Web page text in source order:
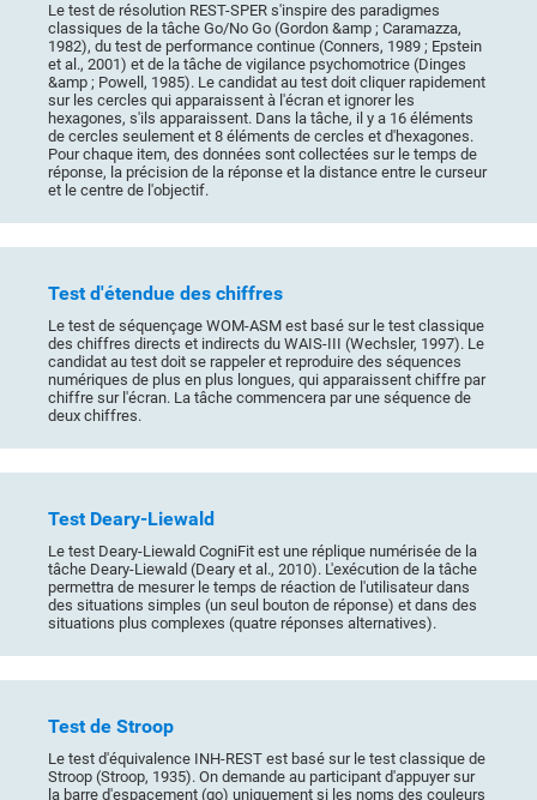
Le test de résolution REST-SPER s'inspire des paradigmes
classiques de la tâche Go/No Go (Gordon &amp ; Caramazza,
1982), du test de performance continue (Conners, 1989 ; Epstein
et al., 2001) et de la tâche de vigilance psychomotrice (Dinges
&amp ; Powell, 1985). Le candidat au test doit cliquer rapidement
sur les cercles qui apparaissent à l'écran et ignorer les
hexagones, s'ils apparaissent. Dans la tâche, il y a 16 éléments
de cercles seulement et 8 éléments de cercles et d'hexagones.
Pour chaque item, des données sont collectées sur le temps de
réponse, la précision de la réponse et la distance entre le curseur
et le centre de l'objectif.
Test d'étendue des chiffres
Le test de séquençage WOM-ASM est basé sur le test classique
des chiffres directs et indirects du WAIS-III (Wechsler, 1997). Le
candidat au test doit se rappeler et reproduire des séquences
numériques de plus en plus longues, qui apparaissent chiffre par
chiffre sur l'écran. La tâche commencera par une séquence de
deux chiffres.
Test Deary-Liewald
Le test Deary-Liewald CogniFit est une réplique numérisée de la
tâche Deary-Liewald (Deary et al., 2010). L'exécution de la tâche
permettra de mesurer le temps de réaction de l'utilisateur dans
des situations simples (un seul bouton de réponse) et dans des
situations plus complexes (quatre réponses alternatives).
Test de Stroop
Le test d'équivalence INH-REST est basé sur le test classique de
Stroop (Stroop, 1935). On demande au participant d'appuyer sur
la barre d'espacement (go) uniquement si les noms des couleurs